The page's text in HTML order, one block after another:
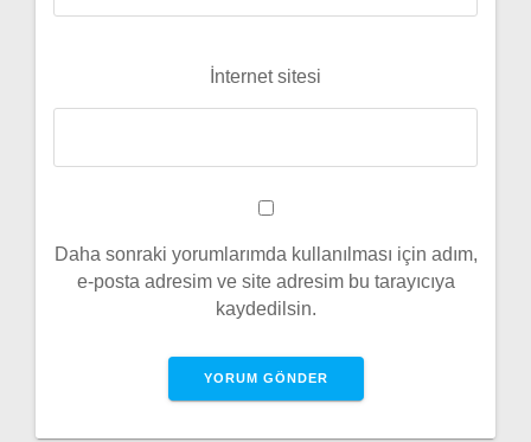
İnternet sitesi
Daha sonraki yorumlarımda kullanılması için adım,
e-posta adresim ve site adresim bu tarayıcıya
kaydedilsin.